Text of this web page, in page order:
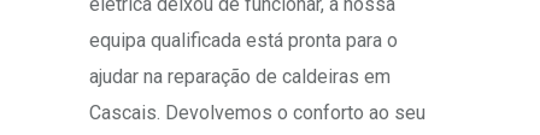
equipa qualificada está pronta para o
ajudar na reparação de caldeiras em
Cascais. Devolvemos o conforto ao seu